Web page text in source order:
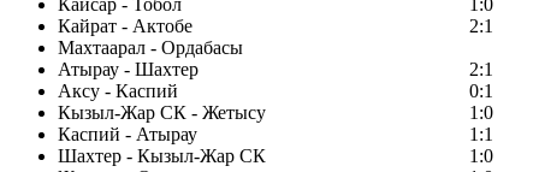
Кайсар - Тобол
1:0
Кайрат - Актобе
2:1
Махтаарал - Ордабасы
Атырау - Шахтер
2:1
Аксу - Каспий
0:1
Кызыл-Жар СК - Жетысу
1:0
Каспий - Атырау
1:1
Шахтер - Кызыл-Жар СК
1:0